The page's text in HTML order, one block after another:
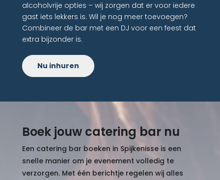
alcoholvrije opties – wij zorgen dat er voor iedere
gast iets lekkers is. Wil je nog meer toevoegen?
Combineer de bar met een DJ voor een feest dat
extra bijzonder is.
Nu inhuren
Boek jouw catering bar nu
Een catering bar boeken in Spijkenisse is een
snelle manier om je evenement volledig te
verzorgen. Met één berichtje regelen wij alles